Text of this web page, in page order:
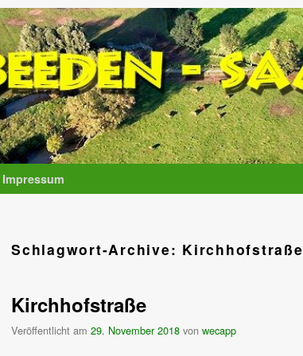
Impressum
Schlagwort-Archive: Kirchhofstraße
Kirchhofstraße
Veröffentlicht am 29. November 2018 von wecapp